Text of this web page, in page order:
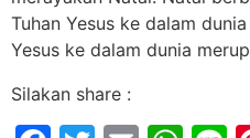
Tuhan Yesus ke dalam
Yesus ke dalam dunia
Silakan share :